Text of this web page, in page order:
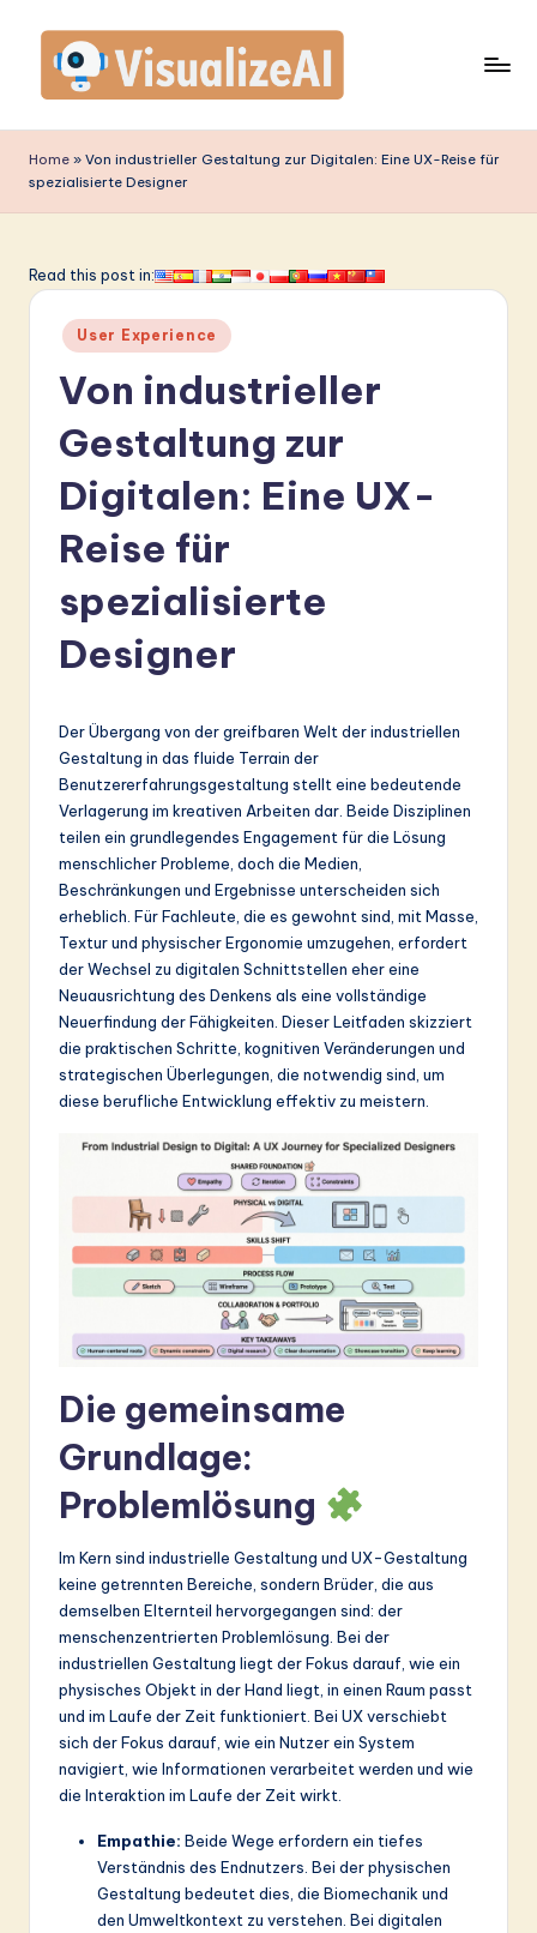
content
is
u
li
A
G
m
L
in
A
&
In
ti
o
Home » Von industrieller Gestaltung zur Digitalen: Eine UX-Reise für
spezialisierte Designer
Read this post in:
Posted
in
User Experience
Von industrieller
Gestaltung zur
Digitalen: Eine UX-
Reise für
spezialisierte
Designer
Der Übergang von der greifbaren Welt der industriellen
Gestaltung in das fluide Terrain der
Benutzererfahrungsgestaltung stellt eine bedeutende
Verlagerung im kreativen Arbeiten dar. Beide Disziplinen
teilen ein grundlegendes Engagement für die Lösung
menschlicher Probleme, doch die Medien,
Beschränkungen und Ergebnisse unterscheiden sich
erheblich. Für Fachleute, die es gewohnt sind, mit Masse,
Textur und physischer Ergonomie umzugehen, erfordert
der Wechsel zu digitalen Schnittstellen eher eine
Neuausrichtung des Denkens als eine vollständige
Neuerfindung der Fähigkeiten. Dieser Leitfaden skizziert
die praktischen Schritte, kognitiven Veränderungen und
strategischen Überlegungen, die notwendig sind, um
diese berufliche Entwicklung effektiv zu meistern.
Die gemeinsame
Grundlage:
Problemlösung
Im Kern sind industrielle Gestaltung und UX-Gestaltung
keine getrennten Bereiche, sondern Brüder, die aus
demselben Elternteil hervorgegangen sind: der
menschenzentrierten Problemlösung. Bei der
industriellen Gestaltung liegt der Fokus darauf, wie ein
physisches Objekt in der Hand liegt, in einen Raum passt
und im Laufe der Zeit funktioniert. Bei UX verschiebt
sich der Fokus darauf, wie ein Nutzer ein System
navigiert, wie Informationen verarbeitet werden und wie
die Interaktion im Laufe der Zeit wirkt.
Empathie: Beide Wege erfordern ein tiefes
Verständnis des Endnutzers. Bei der physischen
Gestaltung bedeutet dies, die Biomechanik und
den Umweltkontext zu verstehen. Bei digitalen